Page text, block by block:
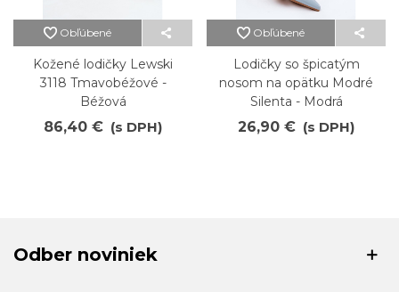
Obľúbené
Kožené lodičky Lewski
3118 Tmavobéžové -
Béžová
86,40 € (s DPH)
Obľúbené
Lodičky so špicatým
nosom na opätku Modré
Silenta - Modrá
26,90 € (s DPH)
Odber noviniek